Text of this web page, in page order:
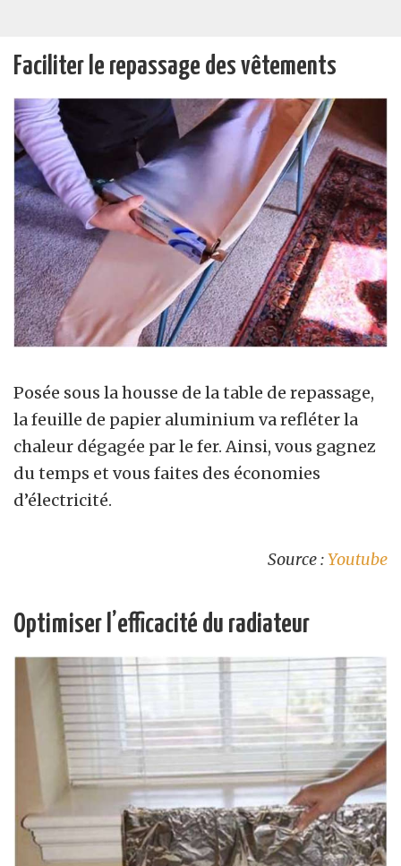
Faciliter le repassage des vêtements
Posée sous la housse de la table de repassage,
la feuille de papier aluminium va refléter la
chaleur dégagée par le fer. Ainsi, vous gagnez
du temps et vous faites des économies
d’électricité.
Source :Youtube
Optimiser l’efficacité du radiateur